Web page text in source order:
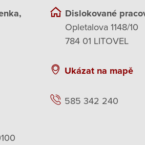
Dislokované
Opletalova 1148/10
784 01 LITOVEL
Ukázat na mapě
585 342 240